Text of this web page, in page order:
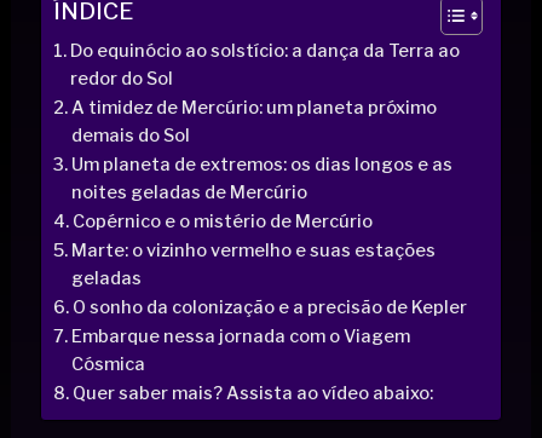
ÍNDICE
Do equinócio ao solstício: a dança da Terra ao
redor do Sol
A timidez de Mercúrio: um planeta próximo
demais do Sol
Um planeta de extremos: os dias longos e as
noites geladas de Mercúrio
Copérnico e o mistério de Mercúrio
Marte: o vizinho vermelho e suas estações
geladas
O sonho da colonização e a precisão de Kepler
Embarque nessa jornada com o Viagem
Cósmica
Quer saber mais? Assista ao vídeo abaixo: